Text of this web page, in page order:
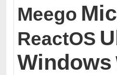
Meego
ReactOS
Windows